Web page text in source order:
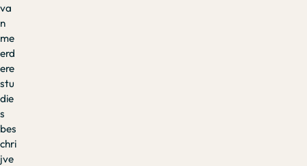
va
n
me
erd
ere
stu
die
s
bes
chri
jve